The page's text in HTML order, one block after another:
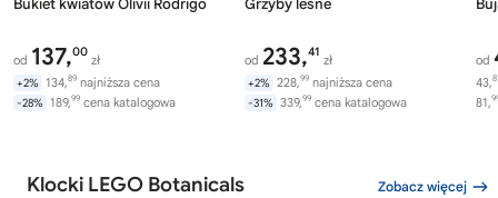
od 137,00
zł
+2% 134,89 najniższa cena
-28% 189,99 cena katalogowa
od 233,41
zł
+2% 228,99 najniższa cena
-31% 339,99 cena katalogowa
od
43,
81,
Klocki LEGO Botanicals Zobacz więcej